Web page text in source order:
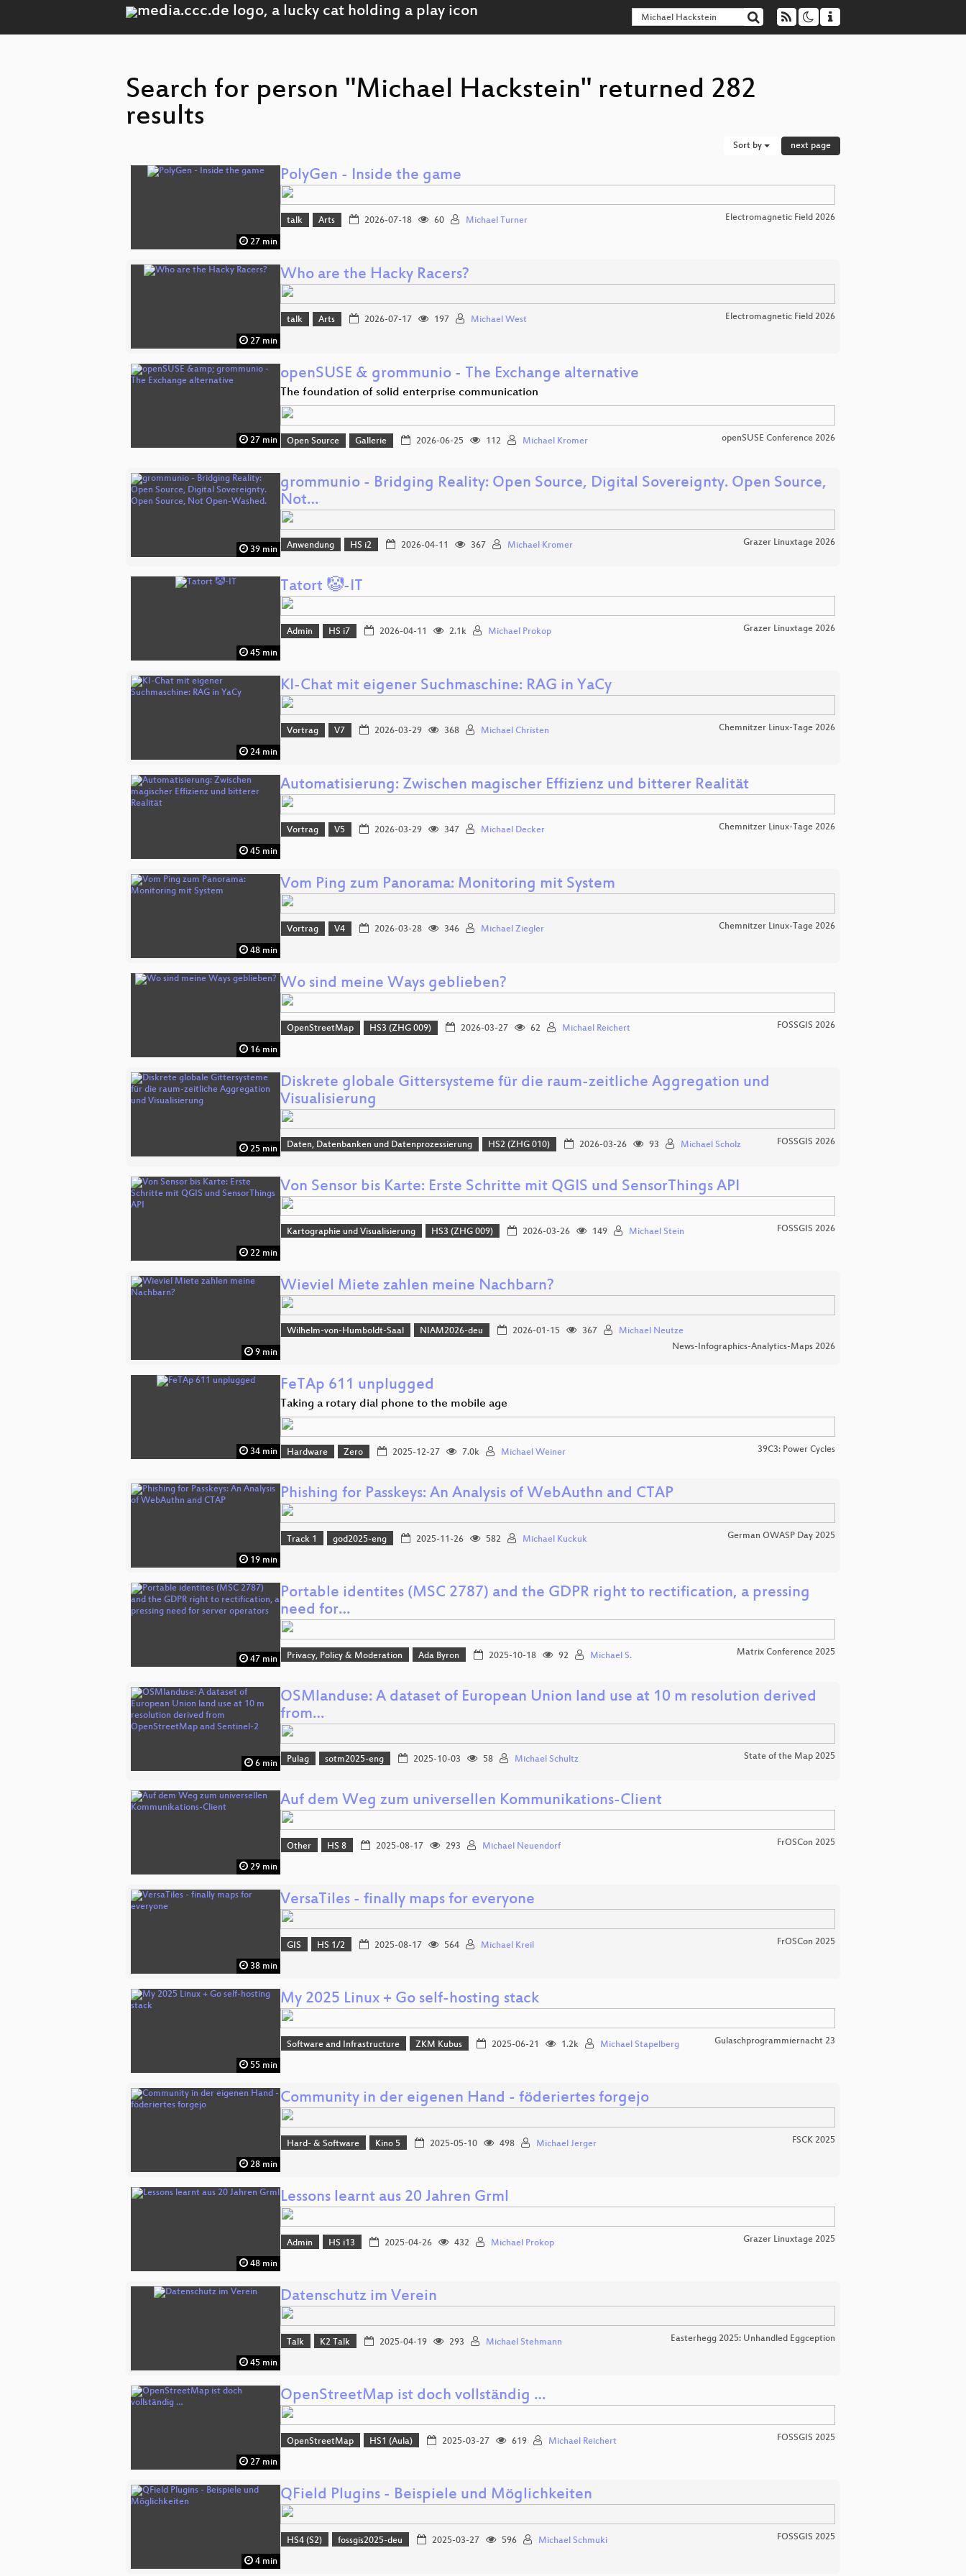
Search for person "Michael Hackstein" returned 282
results
Sort by next page
27 min
PolyGen - Inside the game
talk Arts 2026-07-18 60 Michael Turner Electromagnetic Field 2026
27 min
Who are the Hacky Racers?
talk Arts 2026-07-17 197 Michael West Electromagnetic Field 2026
27 min
openSUSE & grommunio - The Exchange alternative
The foundation of solid enterprise communication
Open Source Gallerie 2026-06-25 112 Michael Kromer openSUSE Conference 2026
39 min
grommunio - Bridging Reality: Open Source, Digital Sovereignty. Open Source,
Not…
Anwendung HS i2 2026-04-11 367 Michael Kromer Grazer Linuxtage 2026
45 min
Tatort 🤡-IT
Admin HS i7 2026-04-11 2.1k Michael Prokop Grazer Linuxtage 2026
24 min
KI-Chat mit eigener Suchmaschine: RAG in YaCy
Vortrag V7 2026-03-29 368 Michael Christen Chemnitzer Linux-Tage 2026
45 min
Automatisierung: Zwischen magischer Effizienz und bitterer Realität
Vortrag V5 2026-03-29 347 Michael Decker Chemnitzer Linux-Tage 2026
48 min
Vom Ping zum Panorama: Monitoring mit System
Vortrag V4 2026-03-28 346 Michael Ziegler Chemnitzer Linux-Tage 2026
16 min
Wo sind meine Ways geblieben?
OpenStreetMap HS3 (ZHG 009) 2026-03-27 62 Michael Reichert FOSSGIS 2026
25 min
Diskrete globale Gittersysteme für die raum-zeitliche Aggregation und
Visualisierung
Daten, Datenbanken und Datenprozessierung HS2 (ZHG 010) 2026-03-26 93 Michael Scholz FOSSGIS 2026
22 min
Von Sensor bis Karte: Erste Schritte mit QGIS und SensorThings API
Kartographie und Visualisierung HS3 (ZHG 009) 2026-03-26 149 Michael Stein FOSSGIS 2026
9 min
Wieviel Miete zahlen meine Nachbarn?
Wilhelm-von-Humboldt-Saal NIAM2026-deu 2026-01-15 367
Michael Neutze
News-Infographics-Analytics-Maps 2026
34 min
FeTAp 611 unplugged
Taking a rotary dial phone to the mobile age
Hardware Zero 2025-12-27 7.0k Michael Weiner 39C3: Power Cycles
19 min
Phishing for Passkeys: An Analysis of WebAuthn and CTAP
Track 1 god2025-eng 2025-11-26 582 Michael Kuckuk German OWASP Day 2025
47 min
Portable identites (MSC 2787) and the GDPR right to rectification, a pressing
need for…
Privacy, Policy & Moderation Ada Byron 2025-10-18 92 Michael S. Matrix Conference 2025
6 min
OSMlanduse: A dataset of European Union land use at 10 m resolution derived
from…
Pulag sotm2025-eng 2025-10-03 58 Michael Schultz State of the Map 2025
29 min
Auf dem Weg zum universellen Kommunikations-Client
Other HS 8 2025-08-17 293 Michael Neuendorf FrOSCon 2025
38 min
VersaTiles - finally maps for everyone
GIS HS 1/2 2025-08-17 564 Michael Kreil FrOSCon 2025
55 min
My 2025 Linux + Go self-hosting stack
Software and Infrastructure ZKM Kubus 2025-06-21 1.2k Michael Stapelberg Gulaschprogrammiernacht 23
28 min
Community in der eigenen Hand - föderiertes forgejo
Hard- & Software Kino 5 2025-05-10 498 Michael Jerger FSCK 2025
48 min
Lessons learnt aus 20 Jahren Grml
Admin HS i13 2025-04-26 432 Michael Prokop Grazer Linuxtage 2025
45 min
Datenschutz im Verein
Talk K2 Talk 2025-04-19 293 Michael Stehmann Easterhegg 2025: Unhandled Eggception
27 min
OpenStreetMap ist doch vollständig …
OpenStreetMap HS1 (Aula) 2025-03-27 619 Michael Reichert FOSSGIS 2025
4 min
QField Plugins - Beispiele und Möglichkeiten
HS4 (S2) fossgis2025-deu 2025-03-27 596 Michael Schmuki FOSSGIS 2025